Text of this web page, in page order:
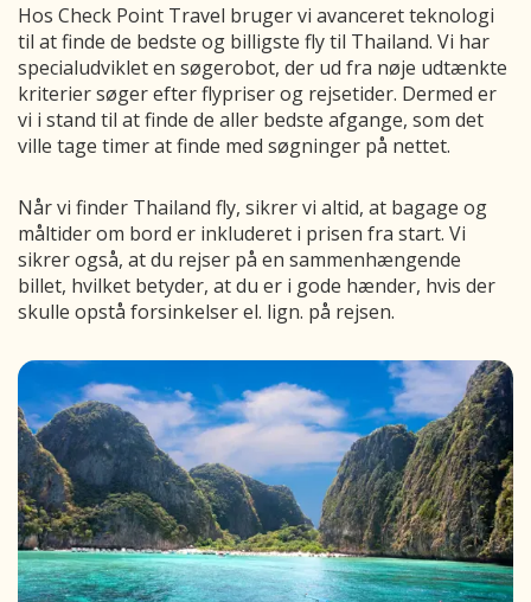
Hos Check Point Travel bruger vi avanceret teknologi
til at finde de bedste og billigste fly til Thailand. Vi har
specialudviklet en søgerobot, der ud fra nøje udtænkte
kriterier søger efter flypriser og rejsetider. Dermed er
vi i stand til at finde de aller bedste afgange, som det
ville tage timer at finde med søgninger på nettet.
Når vi finder Thailand fly, sikrer vi altid, at bagage og
måltider om bord er inkluderet i prisen fra start. Vi
sikrer også, at du rejser på en sammenhængende
billet, hvilket betyder, at du er i gode hænder, hvis der
skulle opstå forsinkelser el. lign. på rejsen.